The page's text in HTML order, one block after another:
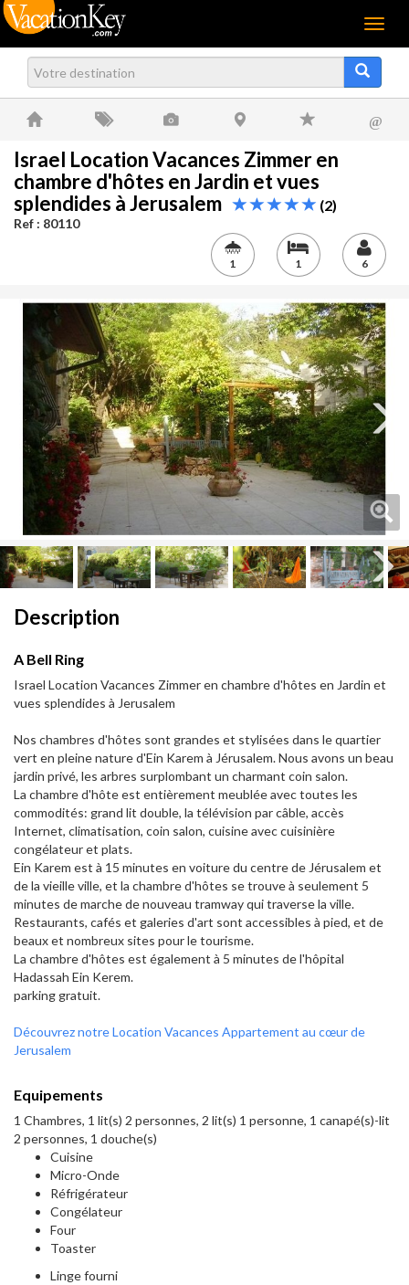
Menu
@
Israel Location Vacances Zimmer en
chambre d'hôtes en Jardin et vues
splendides à Jerusalem
(2)
Ref : 80110
1 1 6
Next
Description
A Bell Ring
Israel Location Vacances Zimmer en chambre d'hôtes en Jardin et
vues splendides à Jerusalem
Nos chambres d'hôtes sont grandes et stylisées dans le quartier
vert en pleine nature d'Ein Karem à Jérusalem. Nous avons un beau
jardin privé, les arbres surplombant un charmant coin salon.
La chambre d'hôte est entièrement meublée avec toutes les
commodités: grand lit double, la télévision par câble, accès
Internet, climatisation, coin salon, cuisine avec cuisinière
congélateur et plats.
Ein Karem est à 15 minutes en voiture du centre de Jérusalem et
de la vieille ville, et la chambre d'hôtes se trouve à seulement 5
minutes de marche de nouveau tramway qui traverse la ville.
Restaurants, cafés et galeries d'art sont accessibles à pied, et de
beaux et nombreux sites pour le tourisme.
La chambre d'hôtes est également à 5 minutes de l'hôpital
Hadassah Ein Kerem.
parking gratuit.
Découvrez notre Location Vacances Appartement au cœur de
Jerusalem
Equipements
1 Chambres, 1 lit(s) 2 personnes, 2 lit(s) 1 personne, 1 canapé(s)-lit
2 personnes, 1 douche(s)
Cuisine
Micro-Onde
Réfrigérateur
Congélateur
Four
Toaster
Linge fourni